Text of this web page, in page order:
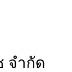
จำกัด